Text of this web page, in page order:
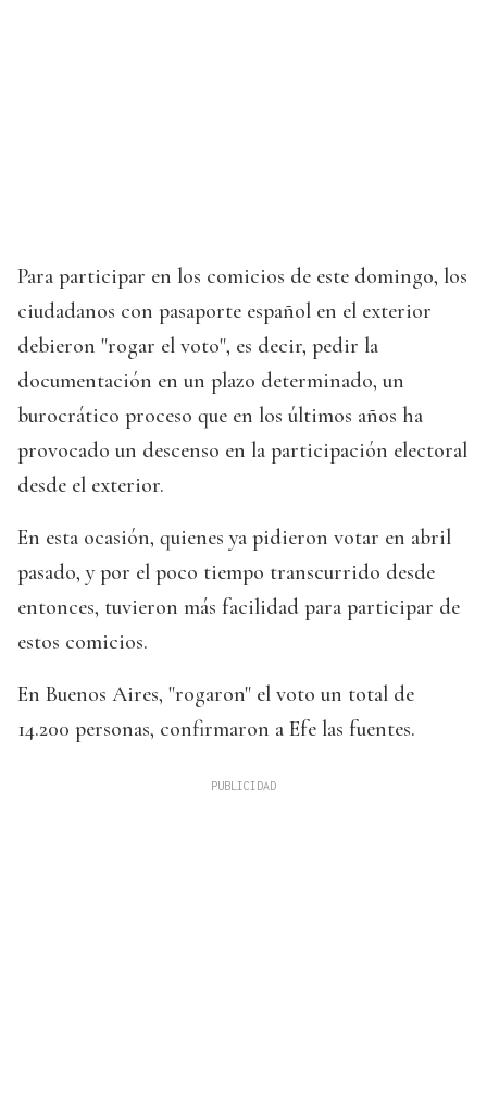
Para participar en los comicios de este domingo, los
ciudadanos con pasaporte español en el exterior
debieron "rogar el voto", es decir, pedir la
documentación en un plazo determinado, un
burocrático proceso que en los últimos años ha
provocado un descenso en la participación electoral
desde el exterior.
En esta ocasión, quienes ya pidieron votar en abril
pasado, y por el poco tiempo transcurrido desde
entonces, tuvieron más facilidad para participar de
estos comicios.
En Buenos Aires, "rogaron" el voto un total de
14.200 personas, confirmaron a Efe las fuentes.